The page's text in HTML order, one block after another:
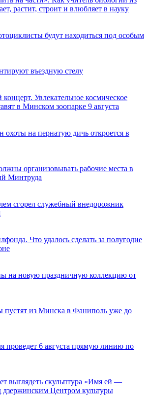
растит, строит и влюбляет в науку
будут находиться под особым
въездную стелу
Увлекательное космическое
в Минском зоопарке 9 августа
охоты на пернатую дичь откроется в
организовывать рабочие места в
Минтруда
сгорел служебный внедорожник
Что удалось сделать за полугодие
на новую праздничную коллекцию от
пустят из Минска в Фаниполь уже до
проведет 6 августа прямую линию по
выглядеть скульптура «Имя ей —
Центром культуры